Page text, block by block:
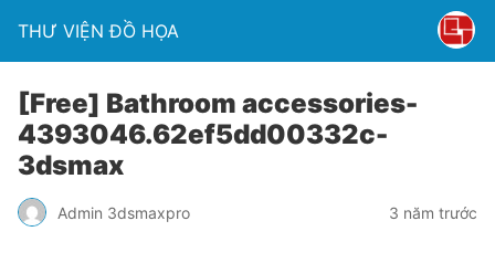
THƯ VIỆN ĐỒ HỌA
[Free] Bathroom accessories-
4393046.62ef5dd00332c-
3dsmax
Admin 3dsmaxpro 3 năm trước